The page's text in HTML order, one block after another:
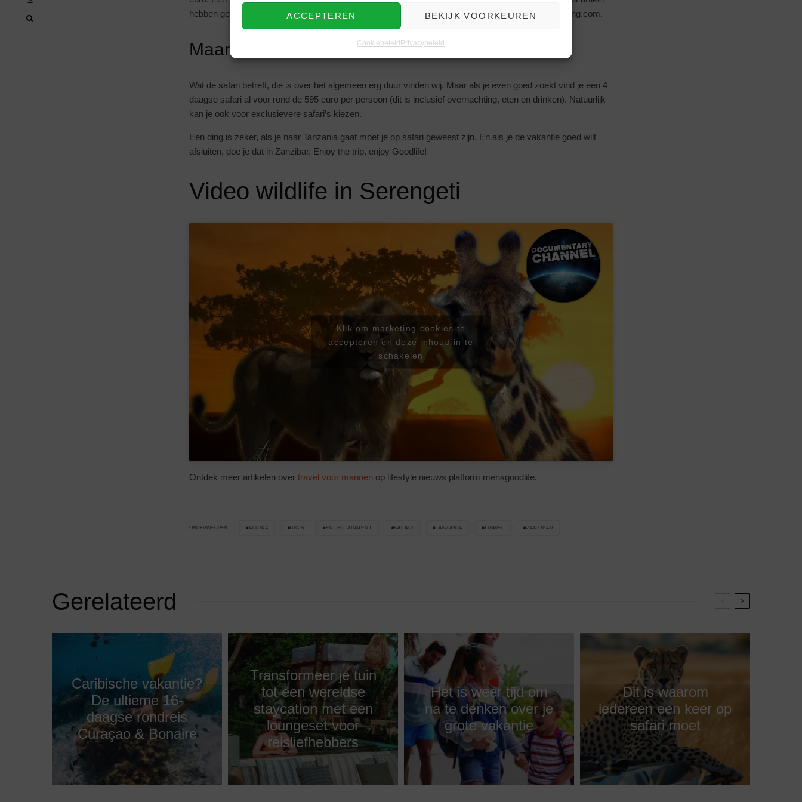
ACCEPTEREN BEKIJK VOORKEUREN
Cookiebeleid Privacybeleid
hebben geadviseerd zijn over het algemeen voordelig, de prijs moet je even zelf checken via Booking.com.
Maar wat kost het dan?
Wat de safari betreft, die is over het algemeen erg duur vinden wij. Maar als je even goed zoekt vind je een 4
daagse safari al voor rond de 595 euro per persoon (dit is inclusief overnachting, eten en drinken). Natuurlijk
kan je ook voor exclusievere safari’s kiezen.
Een ding is zeker, als je naar Tanzania gaat moet je op safari geweest zijn. En als je de vakantie goed wilt
afsluiten, doe je dat in Zanzibar. Enjoy the trip, enjoy Goodlife!
Video wildlife in Serengeti
Klik om marketing cookies te
accepteren en deze inhoud in te
schakelen
Ontdek meer artikelen over travel voor mannen op lifestyle nieuws platform mensgoodlife.
ONDERWERPEN AFRIKA BIG 5 ENTERTAINMENT SAFARI TANZANIA TRAVEL ZANZIBAR
Gerelateerd
Caribische vakantie?
De ultieme 16-
daagse rondreis
Curaçao & Bonaire
Transformeer je tuin
tot een wereldse
staycation met een
loungeset voor
reisliefhebbers
Het is weer tijd om
na te denken over je
grote vakantie
Dit is waarom
iedereen een keer op
safari moet